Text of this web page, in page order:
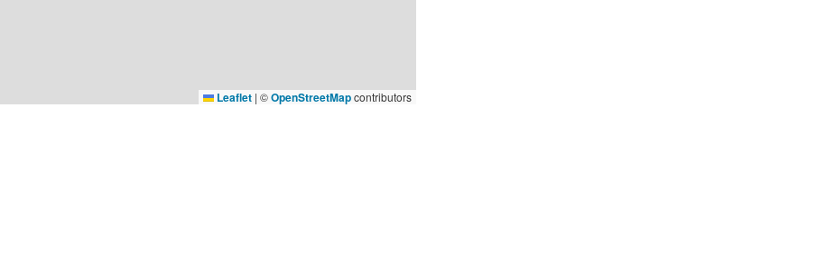
Leaflet | ©OpenStreetMapcontributors